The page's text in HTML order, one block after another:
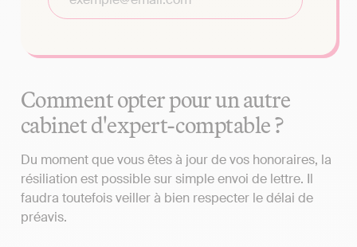
Comment opter pour un autre
cabinet d'expert-comptable ?
Du moment que vous êtes à jour de vos honoraires, la
résiliation est possible sur simple envoi de lettre. Il
faudra toutefois veiller à bien respecter le délai de
préavis.